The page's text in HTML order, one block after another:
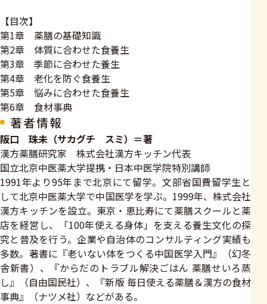
【目次】
第1章 薬膳の基礎知識
第2章 体質に合わせた食養生
第3章 季節に合わせた養生
第4章 老化を防ぐ食養生
第5章 悩みに合わせた食養生
第6章 食材事典
著者情報
阪口 珠未（サカグチ スミ）＝著
漢方薬膳研究家 株式会社漢方キッチン代表
国立北京中医薬大学提携・日本中医学院特別講師
1991年より95年まで北京にて留学。文部省国費留学生と
して北京中医薬大学で中国医学を学ぶ。1999年、株式会社
漢方キッチンを設立。東京・恵比寿にて薬膳スクールと薬
店を経営し、「100年使える身体」を支える養生文化の探
究と普及を行う。企業や自治体のコンサルティング実績も
多数。著書に『老いない体をつくる中国医学入門』（幻冬
舎新書）、『からだのトラブル解決ごはん 薬膳せいろ蒸
し』（自由国民社）、『新版 毎日使える薬膳＆漢方の食材
事典』（ナツメ社）などがある。